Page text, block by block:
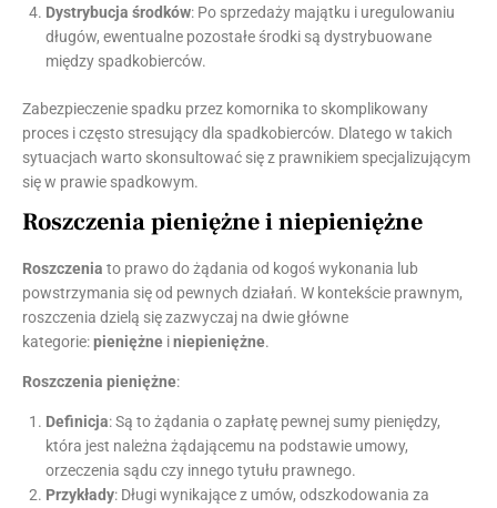
Dystrybucja środków: Po sprzedaży majątku i uregulowaniu
długów, ewentualne pozostałe środki są dystrybuowane
między spadkobierców.
Zabezpieczenie spadku przez komornika to skomplikowany
proces i często stresujący dla spadkobierców. Dlatego w takich
sytuacjach warto skonsultować się z prawnikiem specjalizującym
się w prawie spadkowym.
Roszczenia pieniężne i niepieniężne
Roszczenia to prawo do żądania od kogoś wykonania lub
powstrzymania się od pewnych działań. W kontekście prawnym,
roszczenia dzielą się zazwyczaj na dwie główne
kategorie:pieniężne iniepieniężne.
Roszczenia pieniężne:
Definicja: Są to żądania o zapłatę pewnej sumy pieniędzy,
która jest należna żądającemu na podstawie umowy,
orzeczenia sądu czy innego tytułu prawnego.
Przykłady: Długi wynikające z umów, odszkodowania za